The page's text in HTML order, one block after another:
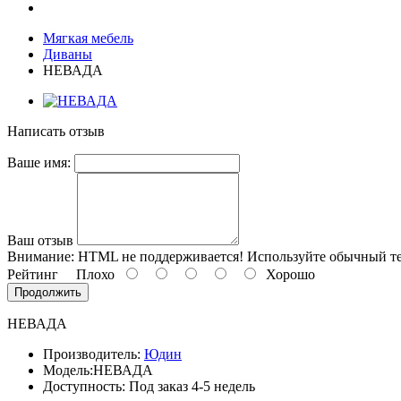
Мягкая мебель
Диваны
НЕВАДА
Написать отзыв
Ваше имя:
Ваш отзыв
Внимание: HTML не поддерживается! Используйте обычный
Рейтинг Плохо Хорошо
Продолжить
НЕВАДА
Производитель: Юдин
Модель:НЕВАДА
Доступность: Под заказ 4-5 недель